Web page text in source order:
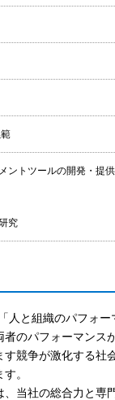
ントツールの開発・提供
究
と組織のパフォ
のパフォーマンス
競争が激化する社
。
当社の総合力と専